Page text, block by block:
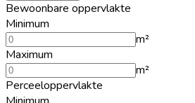
Bewoonbare oppervlakte
Minimum
m²
Maximum
m²
Perceeloppervlakte